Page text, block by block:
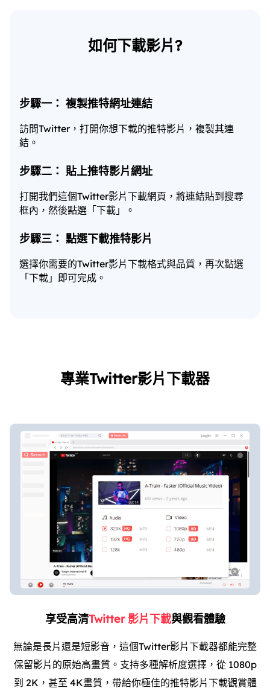
如何下載影片?
步驟一： 複製推特網址連結
訪問Twitter，打開你想下載的推特影片，複製其連
結。
步驟二： 貼上推特影片網址
打開我們這個Twitter影片下載網頁，將連結貼到搜尋
框內，然後點選「下載」。
步驟三： 點選下載推特影片
選擇你需要的Twitter影片下載格式與品質，再次點選
「下載」即可完成。
專業Twitter影片下載器
享受高清Twitter 影片下載與觀看體驗
無論是長片還是短影音，這個Twitter影片下載器都能完整
保留影片的原始高畫質。支持多種解析度選擇，從 1080p
到 2K，甚至 4K畫質，帶給你極佳的推特影片下載觀賞體